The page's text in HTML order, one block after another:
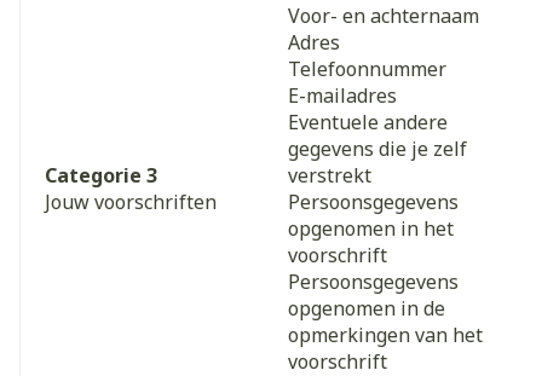
Categorie 3
Jouw voorschriften
Voor- en achternaam
Adres
Telefoonnummer
E-mailadres
Eventuele andere
gegevens die je zelf
verstrekt
Persoonsgegevens
opgenomen in het
voorschrift
Persoonsgegevens
opgenomen in de
opmerkingen van het
voorschrift